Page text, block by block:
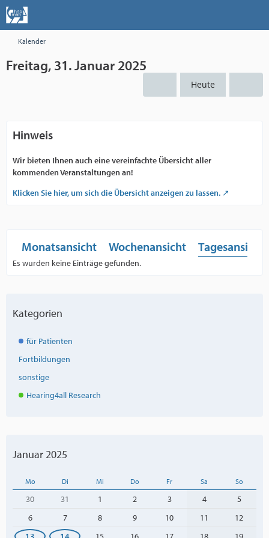
Kalender
Freitag, 31. Januar 2025
Heute
Hinweis
Wir bieten Ihnen auch eine vereinfachte Übersicht aller
kommenden Veranstaltungen an!
Klicken Sie hier, um sich die Übersicht anzeigen zu lassen.
Monatsansicht Wochenansicht Tagesansicht
Es wurden keine Einträge gefunden.
Kategorien
für Patienten
Fortbildungen
sonstige
Hearing4all Research
Januar 2025
Mo Di Mi Do Fr Sa So
30 31 1 2 3 4
5
6
7 8 9 10 11
12